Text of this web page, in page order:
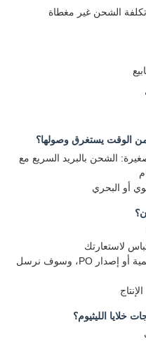
تكلفة الشحن غير مغطاة
الشحن بالبريد السريع مع
أو البحري
لاستعارتك
ج: أنت تؤكد العرض الاقتصادي وإعلام كمية أو إصدار PO، وسوف نرسل
الليثيوم؟